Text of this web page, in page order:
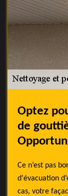
Optez
de
Ce n’est pas
d'évacuation
cas, votre